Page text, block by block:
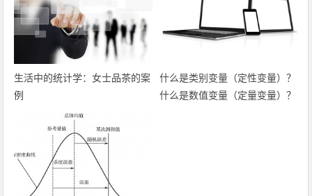
生活中的统计学：女士品茶的案
例
什么是类别变量（定性变量）？
什么是数值变量（定量变量）？